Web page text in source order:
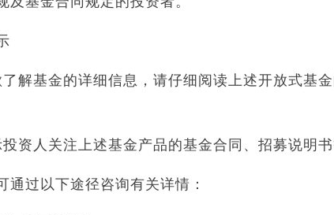
解基金的详细信息，请仔细阅读上述开放式基
资人关注上述基金产品的基金合同、招募说明
通过以下途径咨询有关详情：